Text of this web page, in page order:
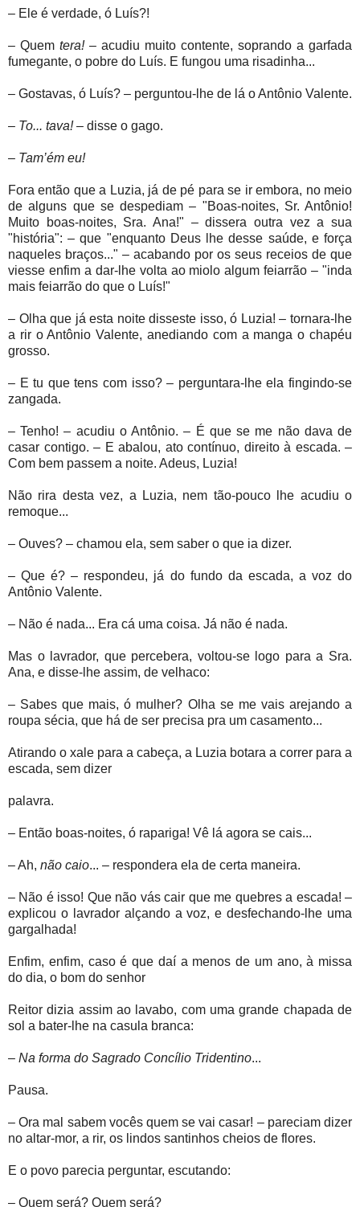
– Ele é verdade, ó Luís?!
– Quem tera!– acudiu muito contente, soprando a garfada
fumegante, o pobre do Luís. E fungou uma risadinha...
– Gostavas, ó Luís? – perguntou-lhe de lá o Antônio Valente.
– To... tava!– disse o gago.
– Tam’ém eu!
Fora então que a Luzia, já de pé para se ir embora, no meio
de alguns que se despediam – "Boas-noites, Sr. Antônio!
Muito boas-noites, Sra. Ana!" – dissera outra vez a sua
"história": – que "enquanto Deus lhe desse saúde, e força
naqueles braços..." – acabando por os seus receios de que
viesse enfim a dar-lhe volta ao miolo algum feiarrão – "inda
mais feiarrão do que o Luís!"
– Olha que já esta noite disseste isso, ó Luzia! – tornara-lhe
a rir o Antônio Valente, anediando com a manga o chapéu
grosso.
– E tu que tens com isso? – perguntara-lhe ela fingindo-se
zangada.
– Tenho! – acudiu o Antônio. – É que se me não dava de
casar contigo. – E abalou, ato contínuo, direito à escada. –
Com bem passem a noite. Adeus, Luzia!
Não rira desta vez, a Luzia, nem tão-pouco lhe acudiu o
remoque...
– Ouves? – chamou ela, sem saber o que ia dizer.
– Que é? – respondeu, já do fundo da escada, a voz do
Antônio Valente.
– Não é nada... Era cá uma coisa. Já não é nada.
Mas o lavrador, que percebera, voltou-se logo para a Sra.
Ana, e disse-lhe assim, de velhaco:
– Sabes que mais, ó mulher? Olha se me vais arejando a
roupa sécia, que há de ser precisa pra um casamento...
Atirando o xale para a cabeça, a Luzia botara a correr para a
escada, sem dizer
palavra.
– Então boas-noites, ó rapariga! Vê lá agora se cais...
– Ah, não caio... – respondera ela de certa maneira.
– Não é isso! Que não vás cair que me quebres a escada! –
explicou o lavrador alçando a voz, e desfechando-lhe uma
gargalhada!
Enfim, enfim, caso é que daí a menos de um ano, à missa
do dia, o bom do senhor
Reitor dizia assim ao lavabo, com uma grande chapada de
sol a bater-lhe na casula branca:
– Na forma do Sagrado Concílio Tridentino...
Pausa.
– Ora mal sabem vocês quem se vai casar! – pareciam dizer
no altar-mor, a rir, os lindos santinhos cheios de flores.
E o povo parecia perguntar, escutando:
– Quem será? Quem será?